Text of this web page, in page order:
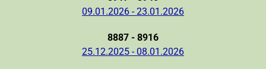
09.01.2026 - 23.01.2026
8887 - 8916
25.12.2025 - 08.01.2026